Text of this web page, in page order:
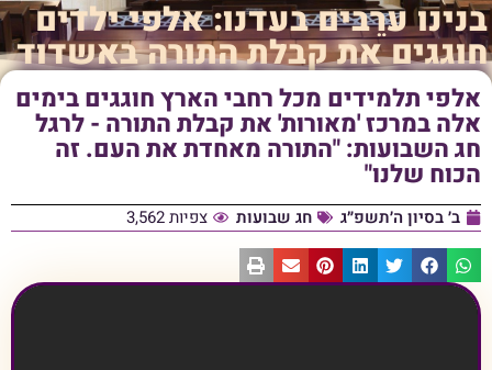
בנינו ערֵבים בעדנו: אלפי ילדים
חוגגים את קבלת התורה באשדוד
אלפי תלמידים מכל רחבי הארץ חוגגים בימים
אלה במרכז 'מאורות' את קבלת התורה - לרגל
חג השבועות: "התורה מאחדת את העם. זה
הכוח שלנו"
ב׳ בסיון ה׳תשפ״ג חג שבועות צפיות 3,562